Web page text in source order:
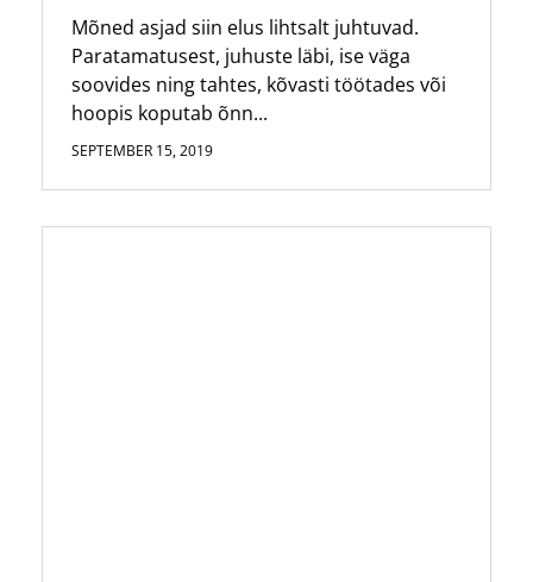
Mõned asjad siin elus lihtsalt juhtuvad.
Paratamatusest, juhuste läbi, ise väga
soovides ning tahtes, kõvasti töötades või
hoopis koputab õnn...
SEPTEMBER 15, 2019